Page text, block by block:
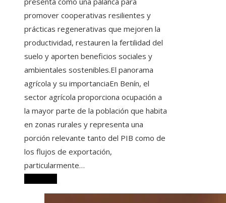
promover cooperativas resilientes y
prácticas regenerativas que mejoren la
productividad, restauren la fertilidad del
suelo y aporten beneficios sociales y
ambientales sostenibles.El panorama
agrícola y su importanciaEn Benín, el
sector agrícola proporciona ocupación a
la mayor parte de la población que habita
en zonas rurales y representa una
porción relevante tanto del PIB como de
los flujos de exportación,
particularmente…